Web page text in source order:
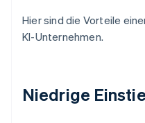
Hier sind die Vorteile
KI-Unternehmen.
Niedrige